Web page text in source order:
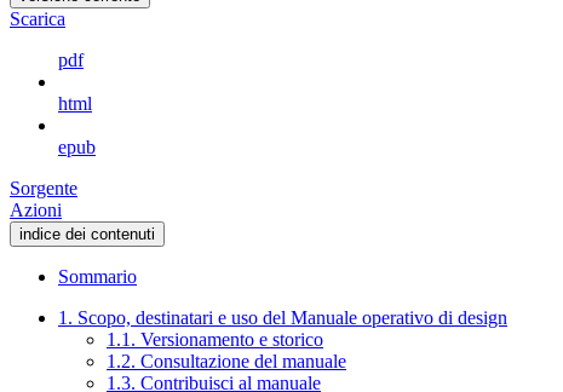
Scarica
pdf
html
epub
Sorgente
Azioni
indice dei contenuti
Sommario
1. Scopo, destinatari e uso del Manuale operativo di design
1.1. Versionamento e storico
1.2. Consultazione del manuale
1.3. Contribuisci al manuale